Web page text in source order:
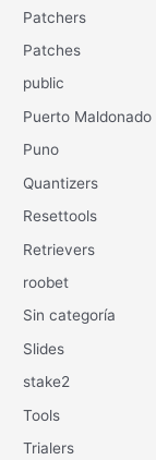
Patchers
Patches
public
Puerto Maldonado
Puno
Quantizers
Resettools
Retrievers
roobet
Sin categoría
Slides
stake2
Tools
Trialers